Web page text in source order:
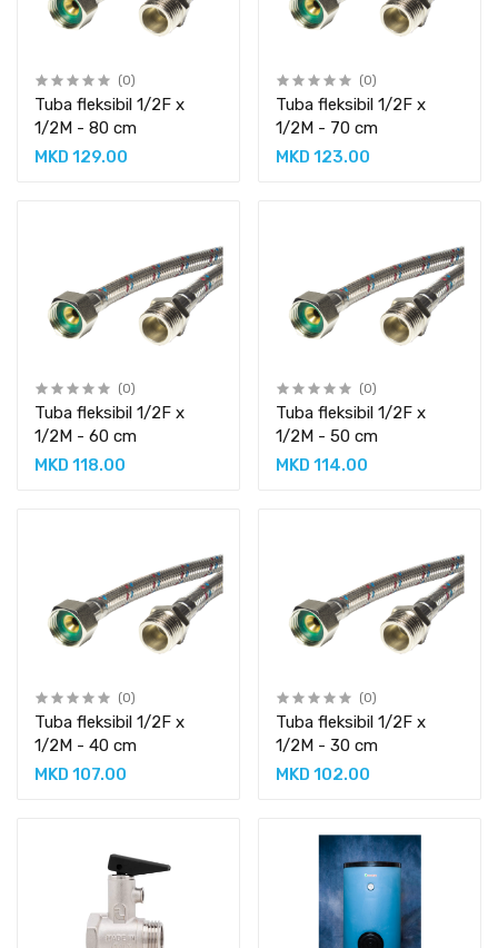
(0)
Tuba fleksibil 1/2F x
1/2M - 80 cm
MKD 129.00
(0)
Tuba fleksibil 1/2F x
1/2M - 70 cm
MKD 123.00
(0)
Tuba fleksibil 1/2F x
1/2M - 60 cm
MKD 118.00
(0)
Tuba fleksibil 1/2F x
1/2M - 50 cm
MKD 114.00
(0)
Tuba fleksibil 1/2F x
1/2M - 40 cm
MKD 107.00
(0)
Tuba fleksibil 1/2F x
1/2M - 30 cm
MKD 102.00